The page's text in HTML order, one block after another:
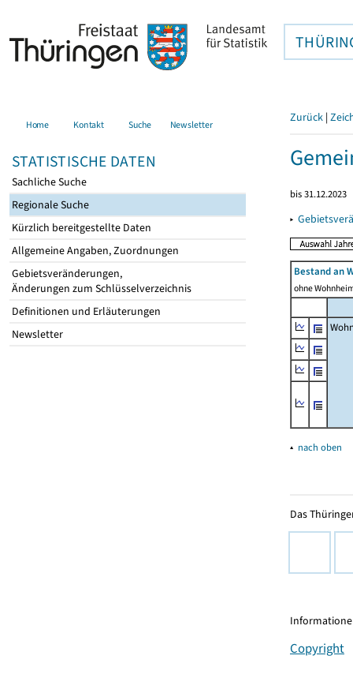
Home Kontakt Suche Newsletter
STATISTISCHE DATEN
Sachliche Suche
Regionale Suche
Kürzlich bereitgestellte Daten
Allgemeine Angaben, Zuordnungen
Gebietsveränderungen,
Änderungen zum Schlüsselverzeichnis
Definitionen und Erläuterungen
Newsletter
Zurück |
bis 31.12.2023
▸
Bestand an
ohne
▴ nach oben
Das
Copyright